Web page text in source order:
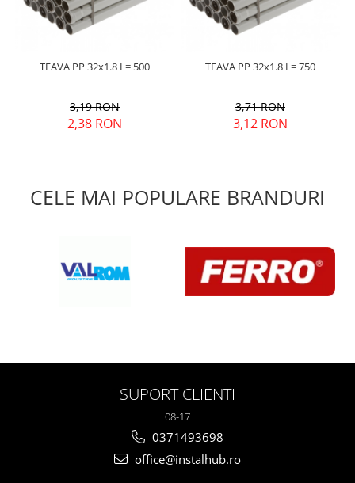
TEAVA PP 32x1.8 L= 500
3,19 RON
2,38 RON
TEAVA PP 32x1.8 L= 750
3,71 RON
3,12 RON
CELE MAI POPULARE BRANDURI
SUPORT CLIENTI
08-17
0371493698
office@instalhub.ro